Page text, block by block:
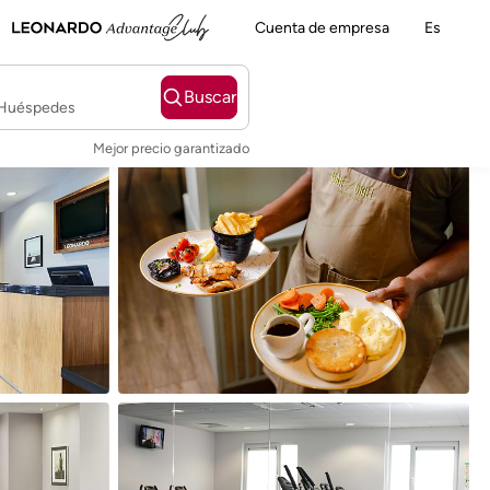
Cuenta de empresa Es
Buscar
Mejor precio garantizado